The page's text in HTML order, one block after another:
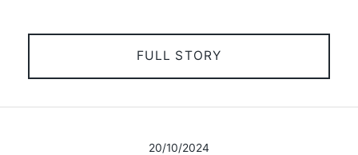
FULL STORY
20/10/2024